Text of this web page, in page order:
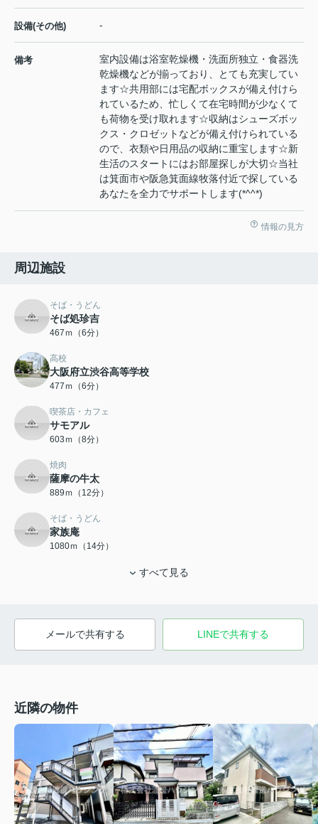
設備(その他) -
備考
室内設備は浴室乾燥機・洗面所独立・食器洗
乾燥機などが揃っており、とても充実してい
ます☆共用部には宅配ボックスが備え付けら
れているため、忙しくて在宅時間が少なくて
も荷物を受け取れます☆収納はシューズボッ
クス・クロゼットなどが備え付けられている
ので、衣類や日用品の収納に重宝します☆新
生活のスタートにはお部屋探しが大切☆当社
は箕面市や阪急箕面線牧落付近で探している
あなたを全力でサポートします(*^^*)
情報の見方
周辺施設
そば・うどん
そば処珍吉
467ｍ（6分）
高校
大阪府立渋谷高等学校
477ｍ（6分）
喫茶店・カフェ
サモアル
603ｍ（8分）
焼肉
薩摩の牛太
889ｍ（12分）
そば・うどん
家族庵
1080ｍ（14分）
すべて見る
メールで共有する LINEで共有する
近隣の物件